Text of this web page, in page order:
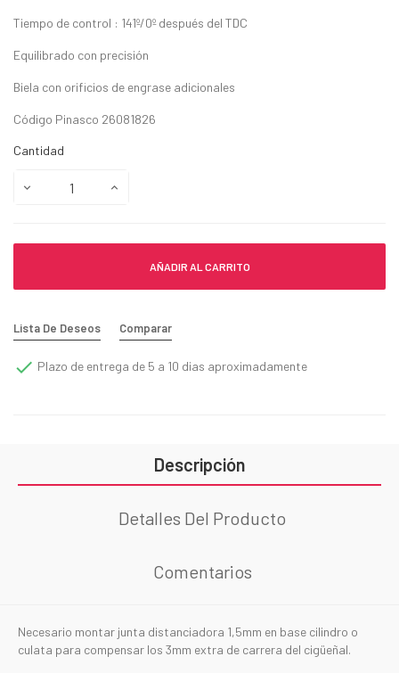
Tiempo de control : 141º/0º después del TDC
Equilibrado con precisión
Biela con orificios de engrase adicionales
Código Pinasco 26081826
Cantidad
AÑADIR AL CARRITO
Lista De Deseos Comparar
 Plazo de entrega de 5 a 10 dias aproximadamente
Descripción
Detalles Del Producto
Comentarios
Necesario montar junta distanciadora 1,5mm en base cilindro o
culata para compensar los 3mm extra de carrera del cigüeñal.